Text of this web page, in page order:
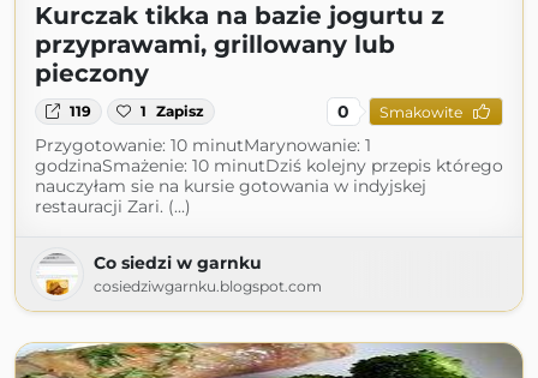
Kurczak tikka na bazie jogurtu z
przyprawami, grillowany lub
pieczony
119 1 Zapisz 0 Smakowite
Przygotowanie: 10 minutMarynowanie: 1
godzinaSmażenie: 10 minutDziś kolejny przepis którego
nauczyłam sie na kursie gotowania w indyjskej
restauracji Zari. (...)
Co siedzi w garnku
cosiedziwgarnku.blogspot.com